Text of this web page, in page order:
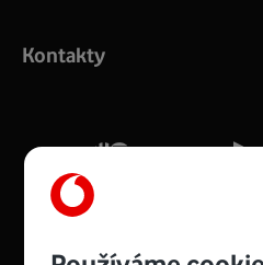
silný signál pro celou
Více o COMPAL CH7465VF
Kontakty